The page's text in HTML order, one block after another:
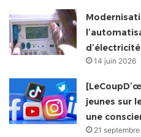
d’électricité
14 juin 2026
jeunes sur
une
21